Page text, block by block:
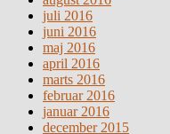
juli 2016
juni 2016
maj 2016
april 2016
marts 2016
februar 2016
januar 2016
december 2015